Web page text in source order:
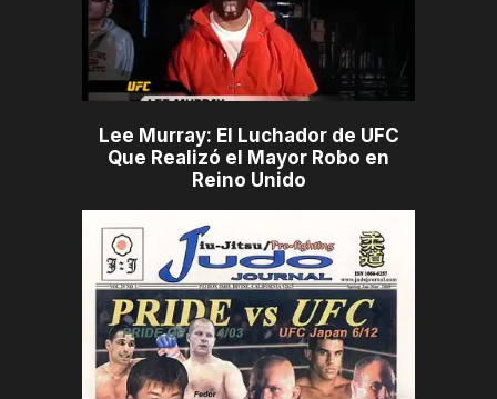
Lee Murray: El Luchador de UFC
Que Realizó el Mayor Robo en
Reino Unido